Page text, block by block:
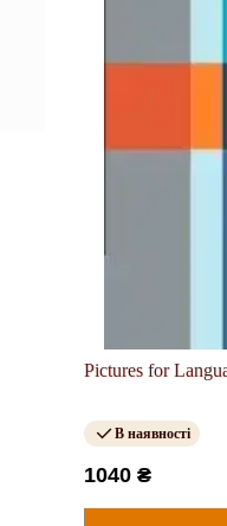
Pictures for
В наявності
1040 ₴